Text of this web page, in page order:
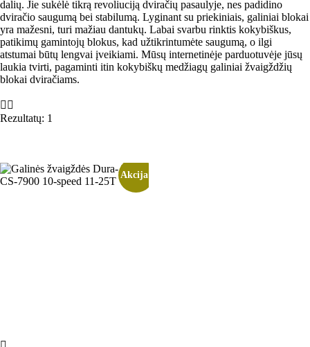
dalių. Jie sukėlė tikrą revoliuciją dviračių pasaulyje, nes padidino
dviračio saugumą bei stabilumą. Lyginant su priekiniais, galiniai blokai
yra mažesni, turi mažiau dantukų. Labai svarbu rinktis kokybiškus,
patikimų gamintojų blokus, kad užtikrintumėte saugumą, o ilgi
atstumai būtų lengvai įveikiami. Mūsų internetinėje parduotuvėje jūsų
laukia tvirti, pagaminti itin kokybiškų medžiagų galiniai žvaigždžių
blokai dviračiams.
Rezultatų: 1
Akcija!